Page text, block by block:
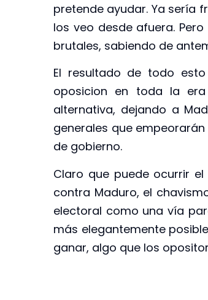
pretende ayudar. Ya sería
los veo desde afuera.
brutales, sabiendo de
El resultado de todo
oposicion en toda la
alternativa, dejando a
generales que
de gobierno.
Claro que puede ocurrir
contra Maduro, el
electoral como una vía
más elegantemente
ganar, algo que los